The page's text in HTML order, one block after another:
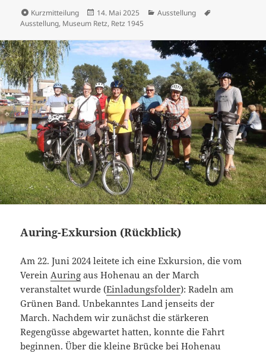
Format
Kurzmitteilung
Veröffentlicht
am
14. Mai 2025 Kategorien
Ausstellung
Ausstellung, Museum Retz, Retz 1945
Auring-Exkursion (Rückblick)
Am 22. Juni 2024 leitete ich eine Exkursion, die vom
Verein Auring aus Hohenau an der March
veranstaltet wurde (Einladungsfolder): Radeln am
Grünen Band. Unbekanntes Land jenseits der
March. Nachdem wir zunächst die stärkeren
Regengüsse abgewartet hatten, konnte die Fahrt
beginnen. Über die kleine Brücke bei Hohenau